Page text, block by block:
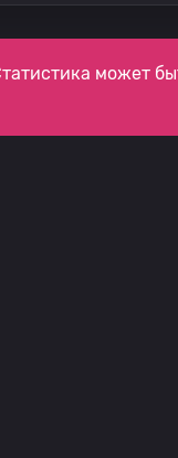
может